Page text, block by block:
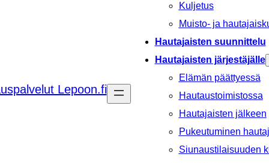
Kuljetus
Muisto- ja
Hautajaisten suunnittelu
Hautajaisten järjestäjälle
Elämän päättyessä
Hautaustoimistossa
Hautajaisten jälkeen
Pukeutuminen
Siunaustilaisuuden